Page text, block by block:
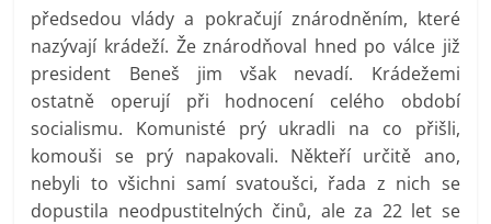
předsedou vlády a pokračují znárodněním, které
nazývají krádeží. Že znárodňoval hned po válce již
president Beneš jim však nevadí. Krádežemi
ostatně operují při hodnocení celého období
socialismu. Komunisté prý ukradli na co přišli,
komouši se prý napakovali. Někteří určitě ano,
nebyli to všichni samí svatoušci, řada z nich se
dopustila neodpustitelných činů, ale za 22 let se